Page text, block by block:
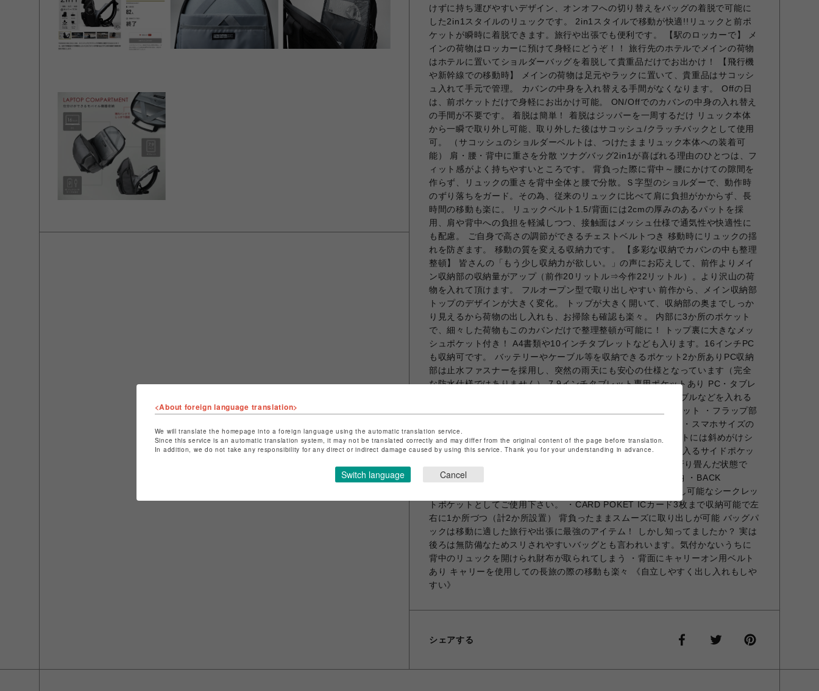
けずに持ち運びやすいデザイン、オンオフへの切り替えをバッグの着脱で可能に
した2in1スタイルのリュックです。 2in1スタイルで移動が快適!!リュックと前ポ
ケットが瞬時に着脱できます。旅行や出張でも便利です。 【駅のロッカーで】 メ
インの荷物はロッカーに預けて身軽にどうぞ！！ 旅行先のホテルでメインの荷物
はホテルに置いてショルダーバッグを着脱して貴重品だけでお出かけ！ 【飛行機
や新幹線での移動時】 メインの荷物は足元やラックに置いて、貴重品はサコッシ
ュ入れて手元で管理。 カバンの中身を入れ替える手間がなくなります。 Offの日
は、前ポケットだけで身軽にお出かけ可能。 ON/Offでのカバンの中身の入れ替え
の手間が不要です。 着脱は簡単！ 着脱はジッパーを一周するだけ リュック本体
から一瞬で取り外し可能、取り外した後はサコッシュ/クラッチバックとして使用
可。 （サコッシュのショルダーベルトは、つけたままリュック本体への装着可
能） 肩・腰・背中に重さを分散 ツナグバッグ2in1が喜ばれる理由のひとつは、フ
ィット感がよく持ちやすいところです。 背負った際に背中～腰にかけての隙間を
作らず、リュックの重さを背中全体と腰で分散。Ｓ字型のショルダーで、動作時
のずり落ちをガード。その為、従来のリュックに比べて肩に負担がかからず、長
時間の移動も楽に。 リュックベルト1.5/背面には2cmの厚みのあるパットを採
用、肩や背中への負担を軽減しつつ、接触面はメッシュ仕様で通気性や快適性に
も配慮。 ご自身で高さの調節ができるチェストベルトつき 移動時にリュックの揺
れを防ぎます。 移動の質を変える収納力です。 【多彩な収納でカバンの中も整理
整頓】 皆さんの「もう少し収納力が欲しい。」の声にお応えして、前作よりメイ
ン収納部の収納量がアップ（前作20リットル⇒今作22リットル）。より沢山の荷
物を入れて頂けます。 フルオープン型で取り出しやすい 前作から、メイン収納部
トップのデザインが大きく変化。 トップが大きく開いて、収納部の奥までしっか
り見えるから荷物の出し入れも、お掃除も確認も楽々。 内部に3か所のポケット
で、細々した荷物もこのカバンだけで整理整頓が可能に！ トップ裏に大きなメッ
シュポケット付き！ A4書類や10インチタブレットなども入ります。16インチPC
も収納可です。 バッテリーやケーブル等を収納できるポケット2か所ありPC収納
部は止水ファスナーを採用し、突然の雨天にも安心の仕様となっています（完全
な防水仕様ではありません） 7.9インチタブレット専用ポケットあり PC・タブレ
ット収納部には滑り落ち防止用のバンドがついて上部にはケーブルなどを入れる
のにも便利なメッシュポケット付きます。 ・着脱可能な前ポケット ・フラップ部
分はマグネット入りで、ファスナーを閉め忘れても安心の仕様 ・スマホサイズの
ポケット2か所/ペンホルダー2か所/キーリール付き 背面ポケットには斜めがけシ
ョルダーを収納することもできます。 折り畳み傘やドリンクも入るサイドポケッ
ト 500mlのペットボトルが収納可能 折り畳み傘も収納可能（折り畳んだ状態で
27cm以下のもの） 背面にはシークレットポケット&カード収納 ・BACK
POCKET 長財布も収納できるサイズ 背負ったままでも取り出し可能なシークレッ
トポケットとしてご使用下さい。 ・CARD POKET ICカード3枚まで収納可能で左
右に1か所づつ（計2か所設置） 背負ったままスムーズに取り出しが可能 バッグパ
ックは移動に適した旅行や出張に最強のアイテム！ しかし知ってましたか？ 実は
後ろは無防備なためスリされやすいバッグとも言われいます。気付かないうちに
背中のリュックを開けられ財布が取られてしまう ・背面にキャリーオン用ベルト
あり キャリーを使用しての長旅の際の移動も楽々 《自立しやすく出し入れもしや
すい》
シェアする
<About foreign language translation>
We will translate the homepage into a foreign language using the automatic translation service.
Since this service is an automatic translation system, it may not be translated correctly and may differ from the original content of the page before translation.
In addition, we do not take any responsibility for any direct or indirect damage caused by using this service. Thank you for your understanding in advance.
Switch language Cancel